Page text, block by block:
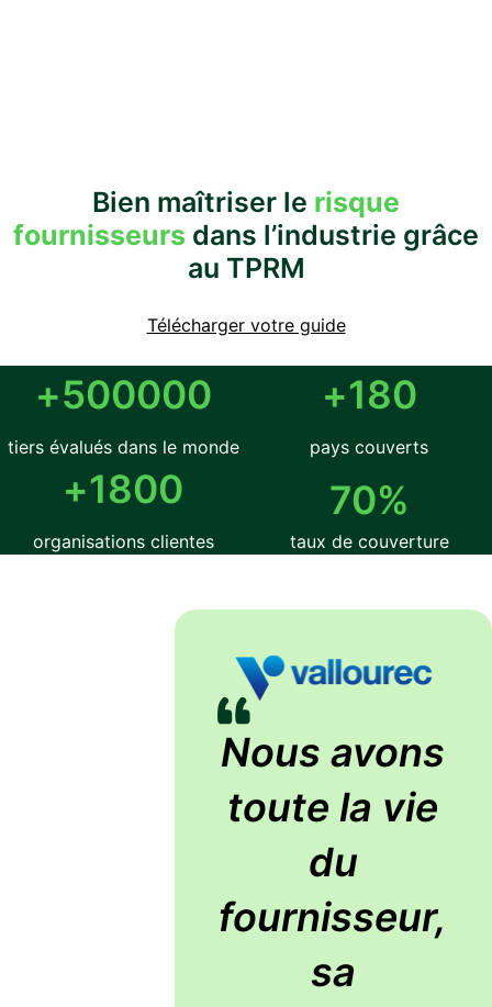
Bien maîtriser le risque
fournisseurs dans l’industrie grâce
au TPRM
Télécharger votre guide
+500000
tiers évalués dans le monde
+180
pays couverts
+1800
organisations clientes
70%
taux de couverture
Nous avons
toute la vie
du
fournisseur,
sa